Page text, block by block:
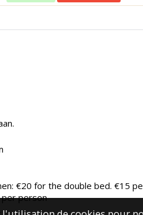
€20 for the double bed. €15
person